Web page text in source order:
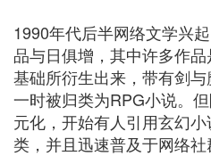
1990年代后半网络文学兴
品与日俱增，其中许多作
基础所衍生出来，带有剑
一时被归类为RPG小说。
元化，开始有人引用玄幻
类，并且迅速普及于网络社